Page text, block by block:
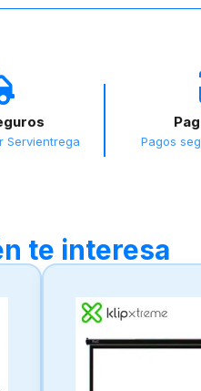
Servientrega Pagos
te interesa